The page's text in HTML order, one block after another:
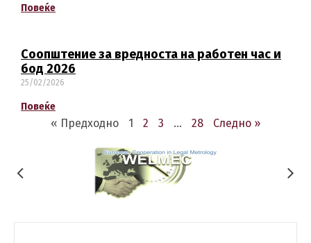
Повеќе
Соопштение за вредноста на работен час и
бод 2026
25/02/2026
Повеќе
« Предходно 1 2 3 … 28 Следно »